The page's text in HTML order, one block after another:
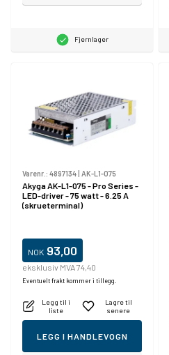
Fjernlager
Varenr.: 4897134| AK-L1-075
Akyga AK-L1-075 - Pro Series -
LED-driver - 75 watt - 6.25 A
(skrueterminal)
NOK 93,00
eksklusiv MVA 74,40
Eventuelt frakt kommer i tillegg.
Legg til i
liste
Lagre til
senere
LEGG I HANDLEVOGN